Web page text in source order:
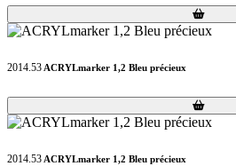
Loading...
Loading...
2014.53 ACRYLmarker 1,2 Bleu précieux
Loading...
Loading...
2014.53 ACRYLmarker 1,2 Bleu précieux